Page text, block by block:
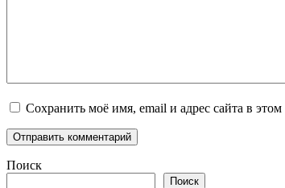
Сохранить моё имя, email и адрес сайта в
Поиск
Поиск